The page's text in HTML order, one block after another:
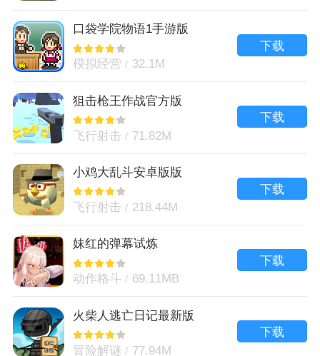
口袋学院物语1手游版
模拟经营 32.1M
下载
狙击枪王作战官方版
飞行射击 71.82M
下载
小鸡大乱斗安卓版版
飞行射击 218.44M
下载
妹红的弹幕试炼
动作格斗 69.11MB
下载
火柴人逃亡日记最新版
冒险解谜 77.94M
下载